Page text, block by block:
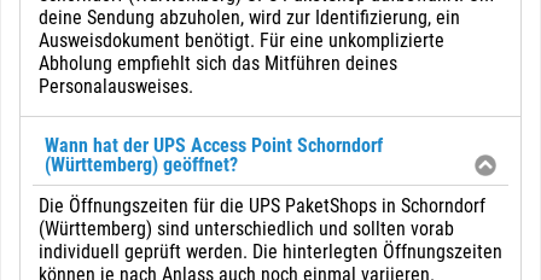
deine Sendung abzuholen, wird zur Identifizierung, ein
Ausweisdokument benötigt. Für eine unkomplizierte
Abholung empfiehlt sich das Mitführen deines
Personalausweises.
Wann hat der UPS Access Point Schorndorf
(Württemberg) geöffnet?
Die Öffnungszeiten für die UPS PaketShops in Schorndorf
(Württemberg) sind unterschiedlich und sollten vorab
individuell geprüft werden. Die hinterlegten Öffnungszeiten
können je nach Anlass auch noch einmal variieren.